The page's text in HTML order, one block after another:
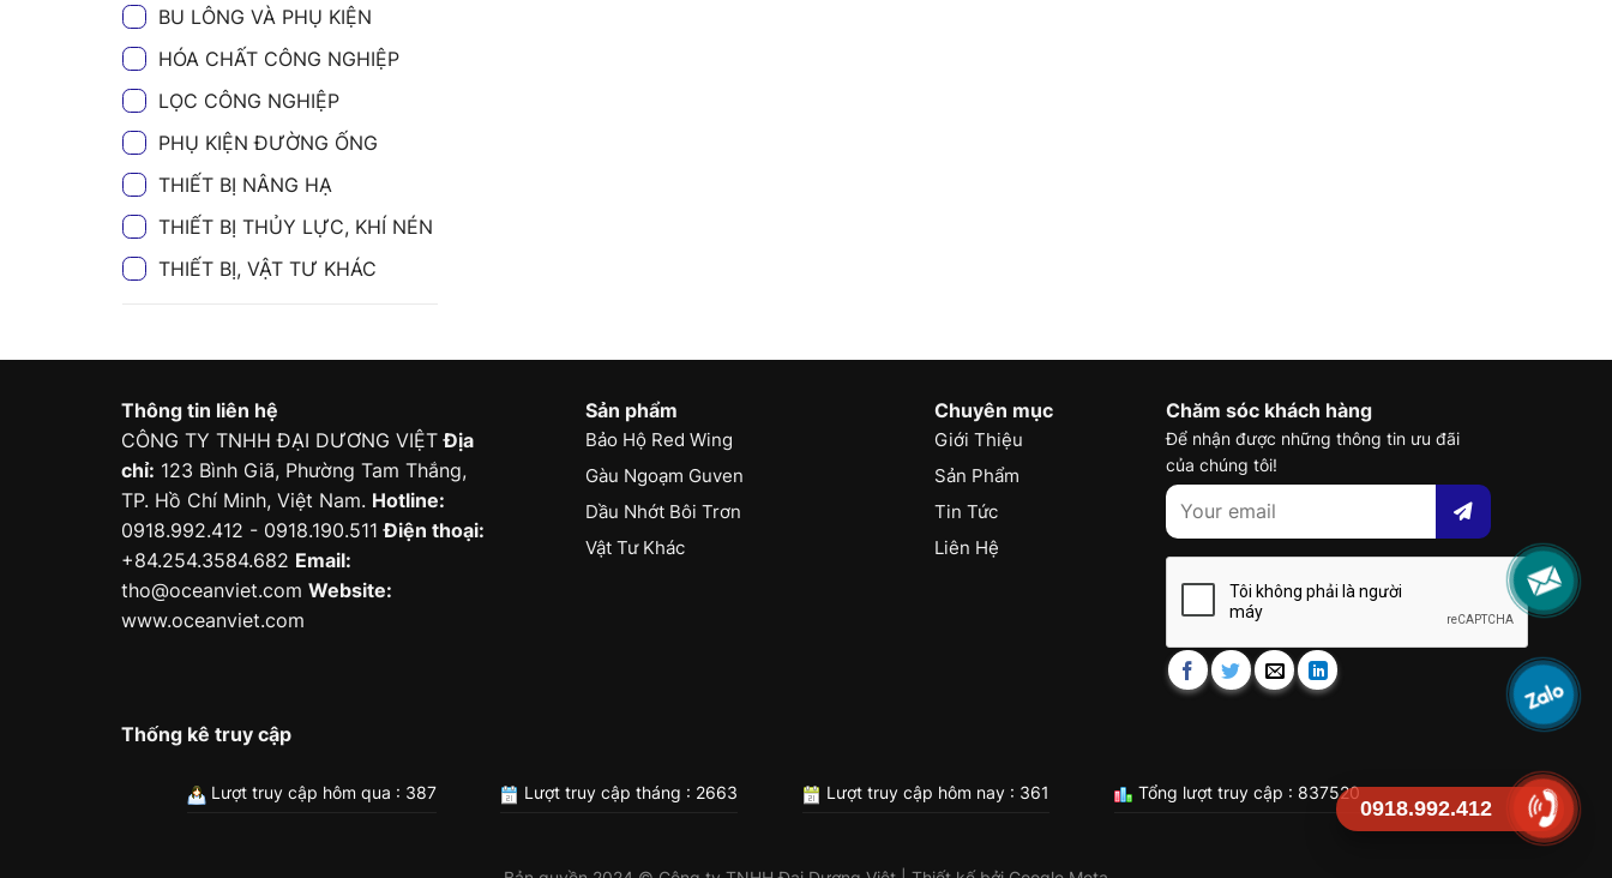
BU LÔNG VÀ PHỤ KIỆN
HÓA CHẤT CÔNG NGHIỆP
LỌC CÔNG NGHIỆP
PHỤ KIỆN ĐƯỜNG ỐNG
THIẾT BỊ NÂNG HẠ
THIẾT BỊ THỦY LỰC, KHÍ NÉN
THIẾT BỊ, VẬT TƯ KHÁC
Thông tin liên hệ
CÔNG TY TNHH ĐẠI DƯƠNG VIỆTĐịa
chỉ: 123 Bình Giã, Phường Tam Thắng,
TP. Hồ Chí Minh, Việt Nam. Hotline:
0918.992.412 - 0918.190.511Điện thoại:
+84.254.3584.682 Email:
tho@oceanviet.com Website:
www.oceanviet.com
Sản phẩm
Bảo Hộ Red Wing
Gàu Ngoạm Guven
Dầu Nhớt Bôi Trơn
Vật Tư Khác
Chuyên mục
Giới Thiệu
Sản Phẩm
Tin Tức
Liên Hệ
Chăm sóc khách hàng
Để nhận được những thông tin ưu đãi
của chúng tôi!
Thống kê truy cập
Lượt truy cập hôm qua : 387 Lượt truy cập tháng : 2663 Lượt truy cập hôm nay : 361 Tổng lượt truy cập : 837520
0918.992.412